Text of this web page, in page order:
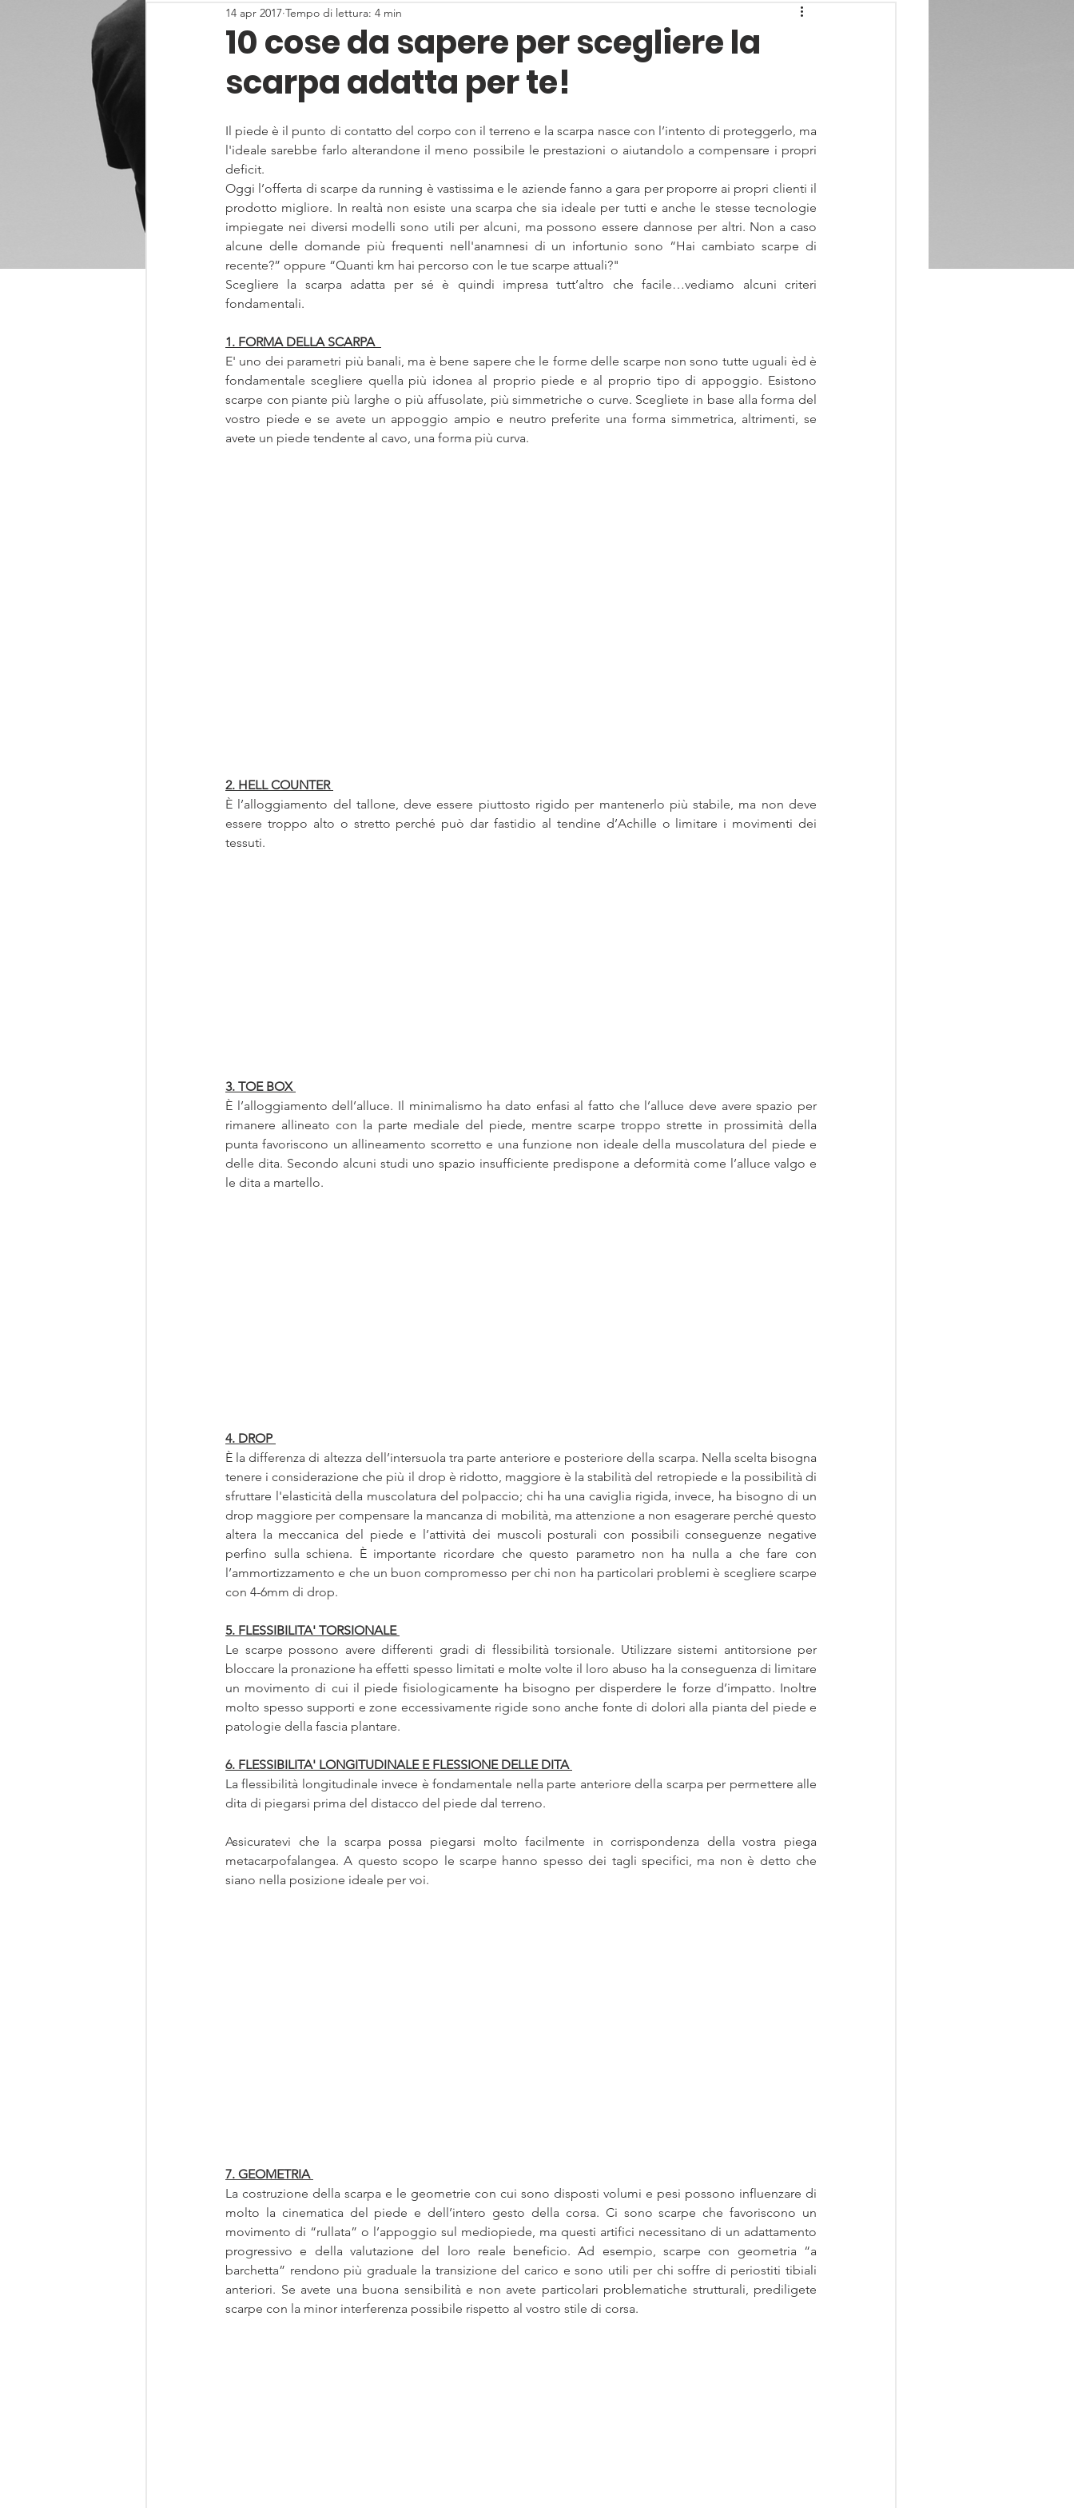
10 cose da sapere per scegliere la
scarpa adatta per te!
14 apr 2017 Tempo di lettura: 4 min
Il piede è il punto di contatto del corpo con il terreno e la scarpa nasce con l’intento di proteggerlo, ma
l'ideale sarebbe farlo alterandone il meno possibile le prestazioni o aiutandolo a compensare i propri
deficit.
Oggi l’offerta di scarpe da running è vastissima e le aziende fanno a gara per proporre ai propri clienti il
prodotto migliore. In realtà non esiste una scarpa che sia ideale per tutti e anche le stesse tecnologie
impiegate nei diversi modelli sono utili per alcuni, ma possono essere dannose per altri. Non a caso
alcune delle domande più frequenti nell'anamnesi di un infortunio sono “Hai cambiato scarpe di
recente?” oppure “Quanti km hai percorso con le tue scarpe attuali?"
Scegliere la scarpa adatta per sé è quindi impresa tutt’altro che facile…vediamo alcuni criteri
fondamentali.
1. FORMA DELLA SCARPA
E' uno dei parametri più banali, ma è bene sapere che le forme delle scarpe non sono tutte uguali èd è
fondamentale scegliere quella più idonea al proprio piede e al proprio tipo di appoggio. Esistono
scarpe con piante più larghe o più affusolate, più simmetriche o curve. Scegliete in base alla forma del
vostro piede e se avete un appoggio ampio e neutro preferite una forma simmetrica, altrimenti, se
avete un piede tendente al cavo, una forma più curva.
2. HELL COUNTER
È l’alloggiamento del tallone, deve essere piuttosto rigido per mantenerlo più stabile, ma non deve
essere troppo alto o stretto perché può dar fastidio al tendine d’Achille o limitare i movimenti dei
tessuti.
3. TOE BOX
È l’alloggiamento dell’alluce. Il minimalismo ha dato enfasi al fatto che l’alluce deve avere spazio per
rimanere allineato con la parte mediale del piede, mentre scarpe troppo strette in prossimità della
punta favoriscono un allineamento scorretto e una funzione non ideale della muscolatura del piede e
delle dita. Secondo alcuni studi uno spazio insufficiente predispone a deformità come l’alluce valgo e
le dita a martello.
4. DROP
È la differenza di altezza dell’intersuola tra parte anteriore e posteriore della scarpa. Nella scelta bisogna
tenere i considerazione che più il drop è ridotto, maggiore è la stabilità del retropiede e la possibilità di
sfruttare l'elasticità della muscolatura del polpaccio; chi ha una caviglia rigida, invece, ha bisogno di un
drop maggiore per compensare la mancanza di mobilità, ma attenzione a non esagerare perché questo
altera la meccanica del piede e l’attività dei muscoli posturali con possibili conseguenze negative
perfino sulla schiena. È importante ricordare che questo parametro non ha nulla a che fare con
l’ammortizzamento e che un buon compromesso per chi non ha particolari problemi è scegliere scarpe
con 4-6mm di drop.
5. FLESSIBILITA' TORSIONALE
Le scarpe possono avere differenti gradi di flessibilità torsionale. Utilizzare sistemi antitorsione per
bloccare la pronazione ha effetti spesso limitati e molte volte il loro abuso ha la conseguenza di limitare
un movimento di cui il piede fisiologicamente ha bisogno per disperdere le forze d’impatto. Inoltre
molto spesso supporti e zone eccessivamente rigide sono anche fonte di dolori alla pianta del piede e
patologie della fascia plantare.
6. FLESSIBILITA' LONGITUDINALE E FLESSIONE DELLE DITA
La flessibilità longitudinale invece è fondamentale nella parte anteriore della scarpa per permettere alle
dita di piegarsi prima del distacco del piede dal terreno.
Assicuratevi che la scarpa possa piegarsi molto facilmente in corrispondenza della vostra piega
metacarpofalangea. A questo scopo le scarpe hanno spesso dei tagli specifici, ma non è detto che
siano nella posizione ideale per voi.
7. GEOMETRIA
La costruzione della scarpa e le geometrie con cui sono disposti volumi e pesi possono influenzare di
molto la cinematica del piede e dell’intero gesto della corsa. Ci sono scarpe che favoriscono un
movimento di “rullata” o l’appoggio sul mediopiede, ma questi artifici necessitano di un adattamento
progressivo e della valutazione del loro reale beneficio. Ad esempio, scarpe con geometria “a
barchetta” rendono più graduale la transizione del carico e sono utili per chi soffre di periostiti tibiali
anteriori. Se avete una buona sensibilità e non avete particolari problematiche strutturali, prediligete
scarpe con la minor interferenza possibile rispetto al vostro stile di corsa.